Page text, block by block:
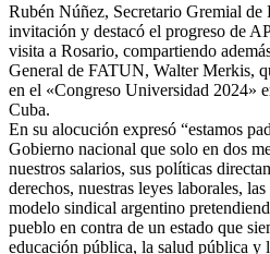
Rubén Núñez, Secretario Gremial
invitación y destacó el progreso de
visita a Rosario, compartiendo
General de FATUN, Walter Merkis,
en el «Congreso Universidad 2024»
Cuba.
En su alocución expresó “estamos
Gobierno nacional que solo en dos
nuestros salarios, sus políticas
derechos, nuestras leyes laborales,
modelo sindical argentino
pueblo en contra de un estado que
educación pública, la salud pública y